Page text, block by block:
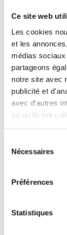
Ce site web
Les cookies
et les
médias
partageons
notre site avec
publicité et
avec d'autres
ou qu'ils ont
services.
Nécessaires
Préférences
Statistiques
Programmez
dans chaque
gardant